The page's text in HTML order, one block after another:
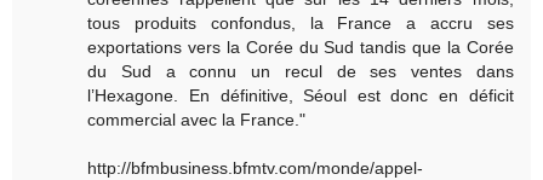
tous produits confondus, la France a accru ses
exportations vers la Corée du Sud tandis que la Corée
du Sud a connu un recul de ses ventes dans
l’Hexagone. En définitive, Séoul est donc en déficit
commercial avec la France."
http://bfmbusiness.bfmtv.com/monde/appel-